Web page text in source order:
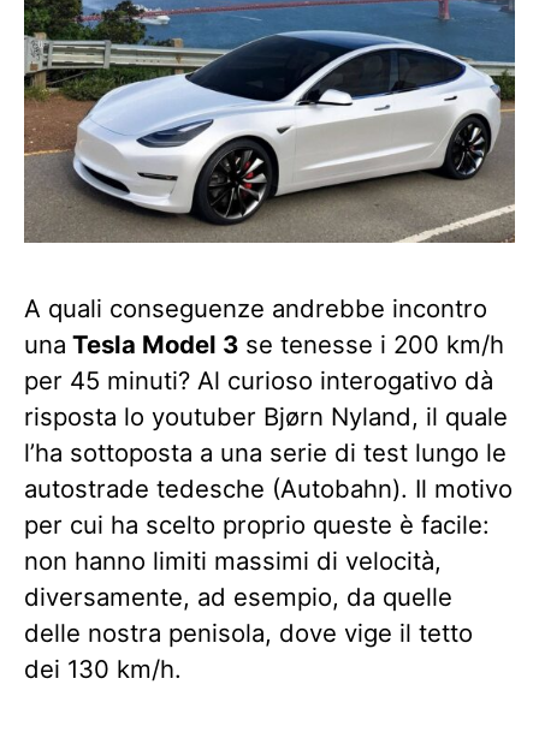
A quali conseguenze andrebbe incontro
una Tesla Model 3 se tenesse i 200 km/h
per 45 minuti? Al curioso interogativo dà
risposta lo youtuber Bjørn Nyland, il quale
l’ha sottoposta a una serie di test lungo le
autostrade tedesche (Autobahn). Il motivo
per cui ha scelto proprio queste è facile:
non hanno limiti massimi di velocità,
diversamente, ad esempio, da quelle
delle nostra penisola, dove vige il tetto
dei 130 km/h.